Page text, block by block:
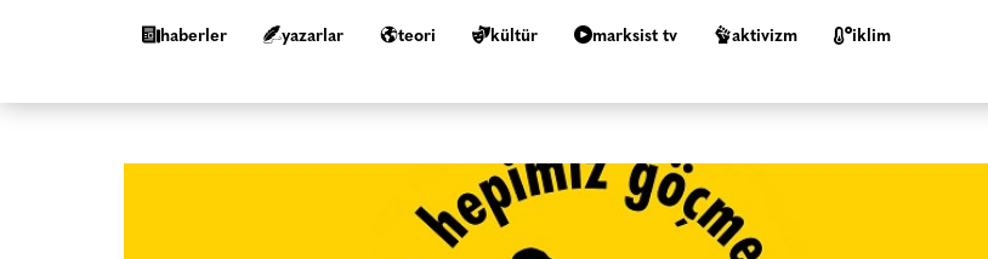
haberler yazarlar teori kültür marksist tv aktivizm i̇klim